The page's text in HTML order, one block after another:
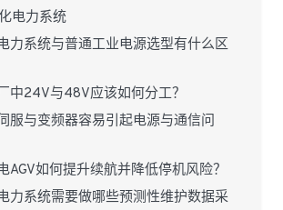
电力系统
力系统与普通工业电源选型有什么区
中24V与48V应该如何分工？
服与变频器容易引起电源与通信问
AGV如何提升续航并降低停机风险？
力系统需要做哪些预测性维护数据采